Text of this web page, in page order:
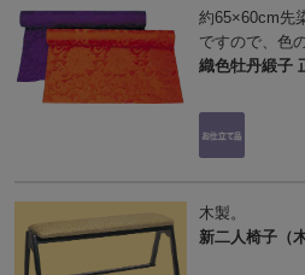
約65×60cm先
ですので、色
織色牡丹緞子
木製。
新二人椅子（木